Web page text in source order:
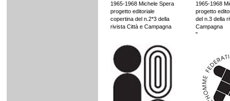
1965-1968 Michele Spera
progetto editoriale
copertina del n.2*3 della
rivista Città e Campagna
1965-1968
progetto
del n.3 della
Campagna
"